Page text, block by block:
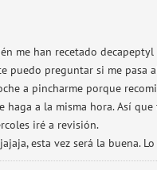
me han recetado decapeptyl
puedo preguntar si me pasa
a pincharme porque
haga a la misma hora. Así
iré a revisión.
esta vez será la buena. Lo